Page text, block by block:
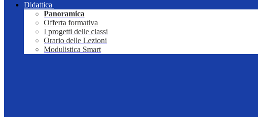
Didattica
Panoramica
Offerta formativa
I progetti delle classi
Orario delle Lezioni
Modulistica Smart